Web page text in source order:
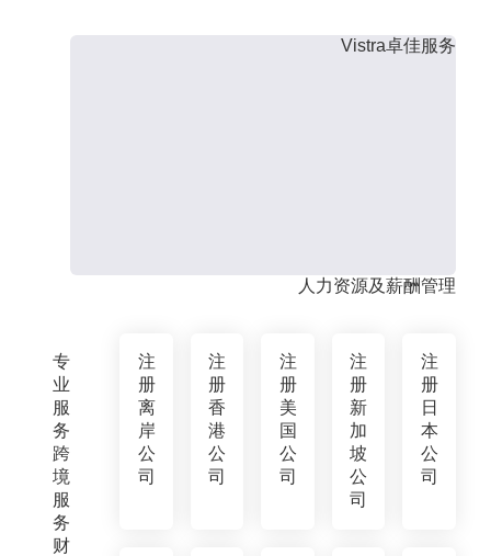
专
业
服
务
跨
境
服
务
财
Vistra卓佳服务
人力资源及薪酬管理
注
册
离
岸
公
司
注
册
香
港
公
司
注
册
美
国
公
司
注
册
新
加
坡
公
司
注
册
日
本
公
司